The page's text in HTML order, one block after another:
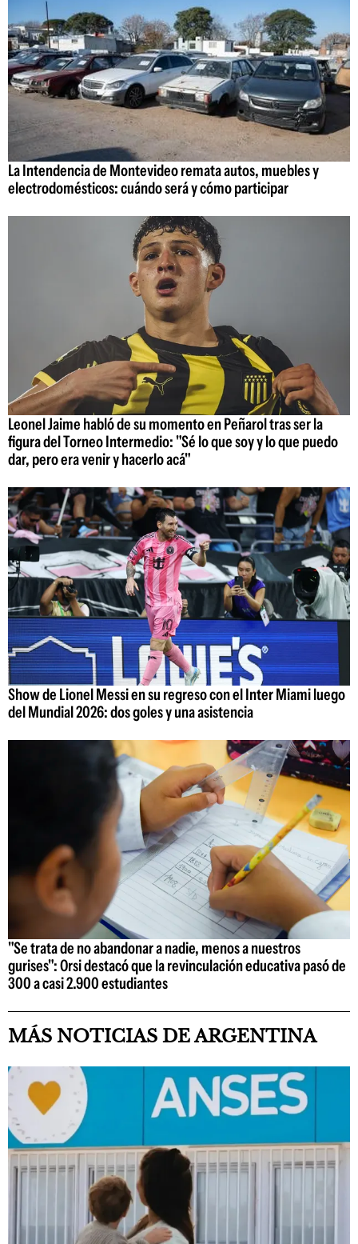
La Intendencia de Montevideo remata autos, muebles y
electrodomésticos: cuándo será y cómo participar
Leonel Jaime habló de su momento en Peñarol tras ser la
figura del Torneo Intermedio: "Sé lo que soy y lo que puedo
dar, pero era venir y hacerlo acá"
Show de Lionel Messi en su regreso con el Inter Miami luego
del Mundial 2026: dos goles y una asistencia
"Se trata de no abandonar a nadie, menos a nuestros
gurises": Orsi destacó que la revinculación educativa pasó de
300 a casi 2.900 estudiantes
MÁS NOTICIAS DE ARGENTINA